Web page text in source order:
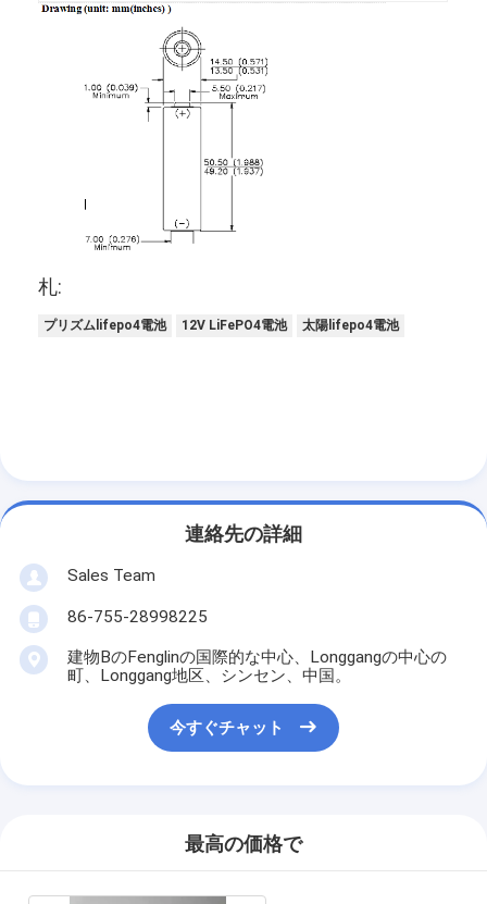
札:
プリズムlifepo4電池 12V LiFePO4電池 太陽lifepo4電池
連絡先の詳細
Sales Team
86-755-28998225
建物BのFenglinの国際的な中心、Longgangの中心の
町、Longgang地区、シンセン、中国。
今すぐチャット
最高の価格で